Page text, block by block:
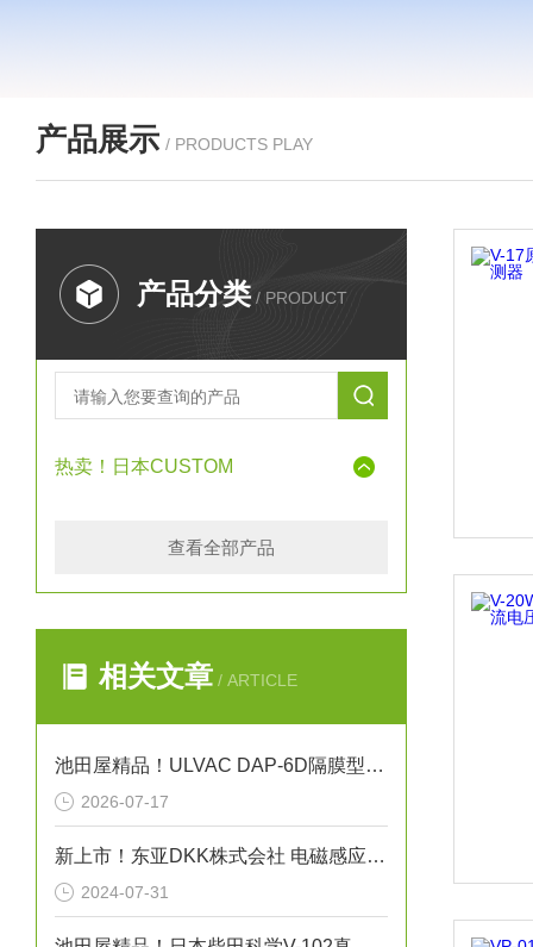
产品展示 / PRODUCTS PLAY
产品分类 / PRODUCT
热卖！日本CUSTOM
查看全部产品
相关文章 / ARTICLE
池田屋精品！ULVAC DAP-6D隔膜型干式真空泵
2026-07-17
新上市！东亚DKK株式会社 电磁感应式电导率检测器“小型ME-100系列”
2024-07-31